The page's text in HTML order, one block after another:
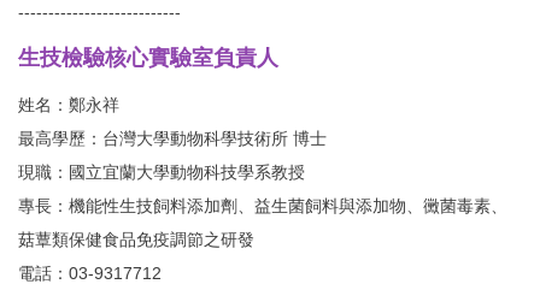
---------------------------
生技檢驗核心實驗室負責人
姓名：鄭永祥
最高學歷：台灣大學動物科學技術所 博士
現職：國立宜蘭大學動物科技學系教授
專長：機能性生技飼料添加劑、益生菌飼料與添加物、黴菌毒素、
菇蕈類保健食品免疫調節之研發
電話：03-9317712